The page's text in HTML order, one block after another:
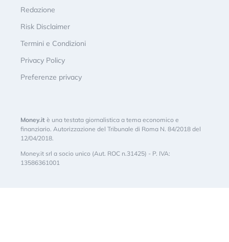
Redazione
Risk Disclaimer
Termini e Condizioni
Privacy Policy
Preferenze privacy
Money.it è una testata giornalistica a tema economico e
finanziario. Autorizzazione del Tribunale di Roma N. 84/2018 del
12/04/2018.
Money.it srl a socio unico (Aut. ROC n.31425) - P. IVA:
13586361001